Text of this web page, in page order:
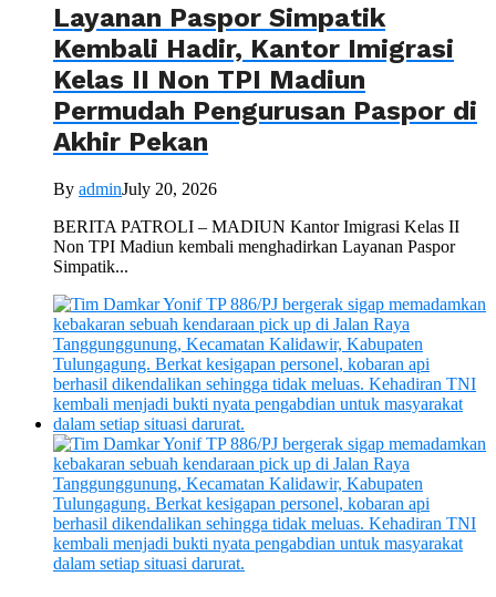
Layanan Paspor Simpatik
Kembali Hadir, Kantor Imigrasi
Kelas II Non TPI Madiun
Permudah Pengurusan Paspor di
Akhir Pekan
By adminJuly 20, 2026
BERITA PATROLI – MADIUN Kantor Imigrasi Kelas II
Non TPI Madiun kembali menghadirkan Layanan Paspor
Simpatik...